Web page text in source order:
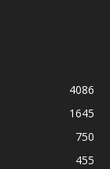
4086
1645
750
455